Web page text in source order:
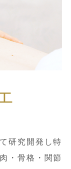
研究開発し特
・骨格・関節